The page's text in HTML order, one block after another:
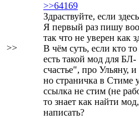
>>
>>64169
Здраствуйте, если
Я первый раз пишу
так что не уверен как
В чём суть, если кто
есть такой мод для
счастье", про Ульяну,
но страничка в Стиме
ссылка не стим (не
то знает как найти
написать?